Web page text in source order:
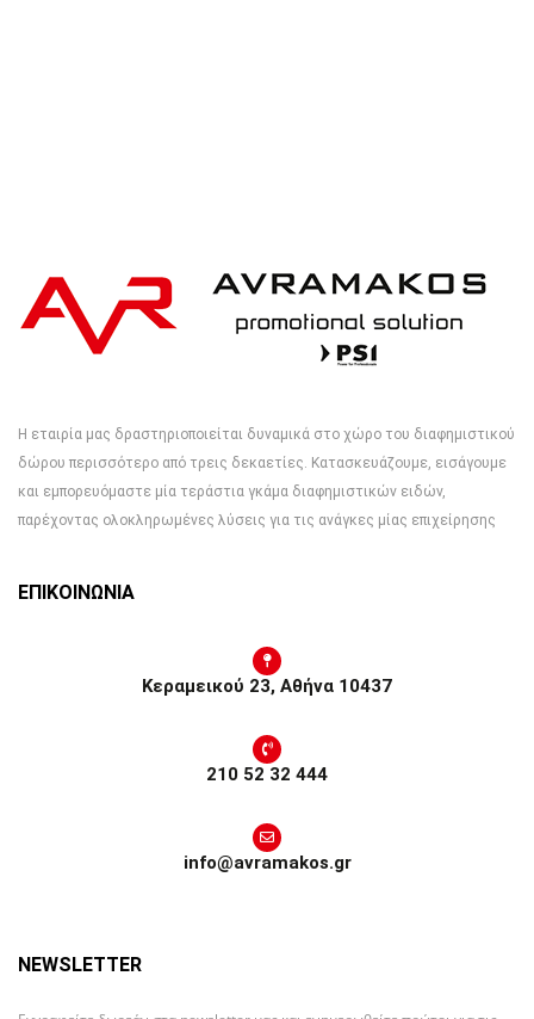
Η εταιρία μας δραστηριοποιείται δυναμικά στο χώρο του διαφημιστικού
δώρου περισσότερο από τρεις δεκαετίες. Κατασκευάζουμε, εισάγουμε
και εμπορευόμαστε μία τεράστια γκάμα διαφημιστικών ειδών,
παρέχοντας ολοκληρωμένες λύσεις για τις ανάγκες μίας επιχείρησης
ΕΠΙΚΟΙΝΩΝΙΑ
Κεραμεικού 23, Αθήνα 10437
210 52 32 444
info@avramakos.gr
NEWSLETTER